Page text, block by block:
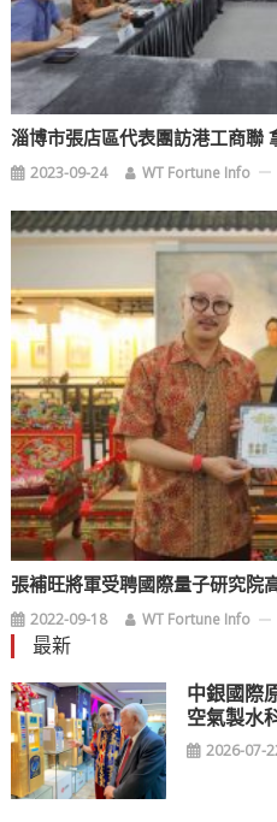
淄博市張店區代表團訪港工商聯
2023-09-24 WT Fortune Info
張補旺將軍受聘國際量子研究院
2022-09-18 WT Fortune Info
最新
中銀國際
空氣製水
2026-07-